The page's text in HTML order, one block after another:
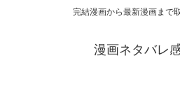
完結漫画から最新漫画まで
漫画ネタバレ